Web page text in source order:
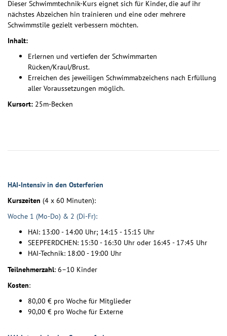
Dieser Schwimmtechnik-Kurs eignet sich für Kinder, die auf ihr
nächstes Abzeichen hin trainieren und eine oder mehrere
Schwimmstile gezielt verbessern möchten.
Inhalt:
Erlernen und vertiefen der Schwimmarten
Rücken/Kraul/Brust.
Erreichen des jeweiligen Schwimmabzeichens nach Erfüllung
aller Voraussetzungen möglich.
Kursort: 25m-Becken
HAI-Intensiv in den Osterferien
Kurszeiten (4 x 60 Minuten):
Woche 1 (Mo-Do) & 2 (Di-Fr):
HAI: 13:00 - 14:00 Uhr; 14:15 - 15:15 Uhr
SEEPFERDCHEN: 15:30 - 16:30 Uhr oder 16:45 - 17:45 Uhr
HAI-Technik: 18:00 - 19:00 Uhr
Teilnehmerzahl: 6–10 Kinder
Kosten:
80,00 € pro Woche für Mitglieder
90,00 € pro Woche für Externe